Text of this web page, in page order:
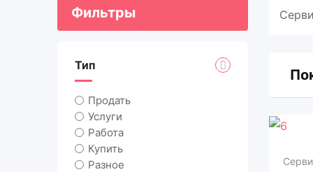
Фильтры
Тип
Продать
Услуги
Работа
Купить
Разное